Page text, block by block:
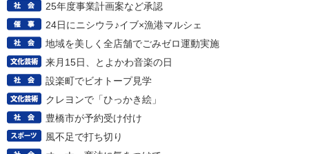
25年度事業計画案など承認
24日にニシウラ♪イブ×漁港マルシェ
地域を美しく全店舗でごみゼロ運動実施
来月15日、とよかわ音楽の日
設楽町でビオトープ見学
クレヨンで「ひっかき絵」
豊橋市が予約受け付け
風不足で打ち切り